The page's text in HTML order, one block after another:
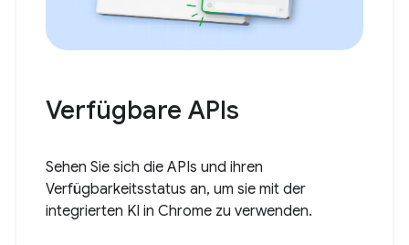
Verfügbare APIs
Sehen Sie sich die APIs und ihren
Verfügbarkeitsstatus an, um sie mit der
integrierten KI in Chrome zu verwenden.